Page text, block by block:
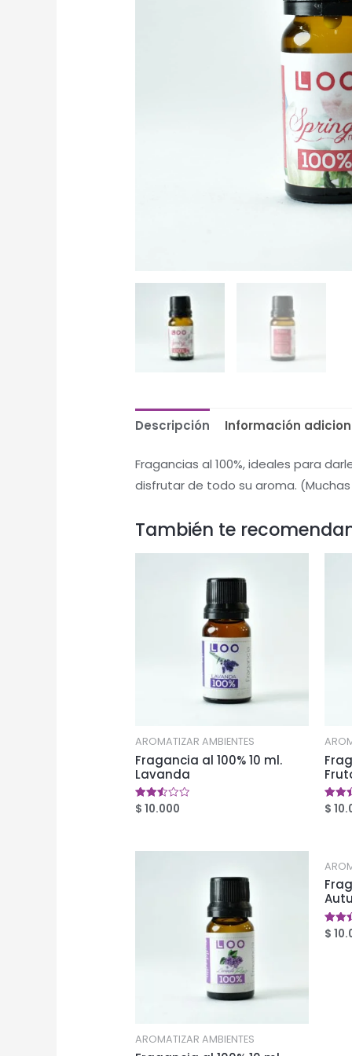
Descripción Información
Fragancias al 100%, ideales para
disfrutar de todo su aroma.
También te
AROMATIZAR AMBIENTES
Fragancia al 100% 10 ml.
Lavanda
Valorado
en
$ 10.000
en
$
AROMATIZAR AMBIENTES
en
$